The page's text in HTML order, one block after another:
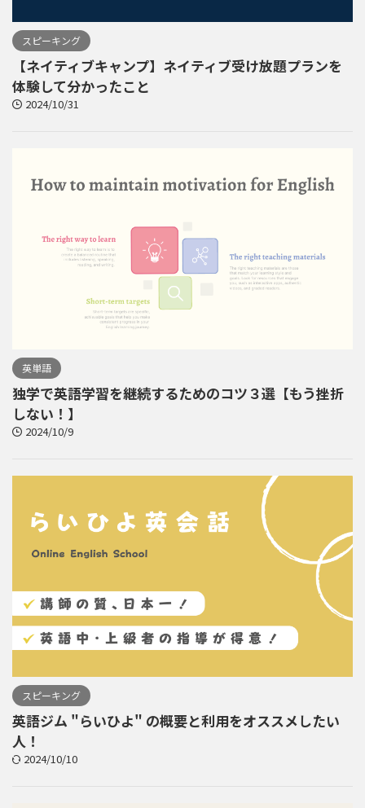
スピーキング
【ネイティブキャンプ】ネイティブ受け放題プランを
体験して分かったこと
2024/10/31
英単語
独学で英語学習を継続するためのコツ３選【もう挫折
しない！】
2024/10/9
スピーキング
英語ジム "らいひよ" の概要と利用をオススメしたい
人！
2024/10/10